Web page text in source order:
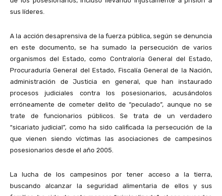
sus líderes.
A la acción desaprensiva de la fuerza pública, según se denuncia
en este documento, se ha sumado la persecución de varios
organismos del Estado, como Contraloría General del Estado,
Procuraduría General del Estado, Fiscalía General de la Nación,
administración de Justicia en general, que han instaurado
procesos judiciales contra los posesionarios, acusándolos
erróneamente de cometer delito de “peculado”, aunque no se
trate de funcionarios públicos. Se trata de un verdadero
“sicariato judicial”, como ha sido calificada la persecución de la
que vienen siendo víctimas las asociaciones de campesinos
posesionarios desde el año 2005.
La lucha de los campesinos por tener acceso a la tierra,
buscando alcanzar la seguridad alimentaria de ellos y sus